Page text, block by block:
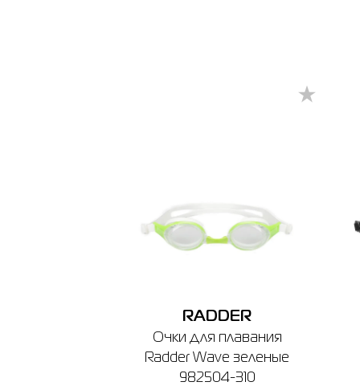
RADDER
Очки для плавания
Radder Wave зеленые
982504-310